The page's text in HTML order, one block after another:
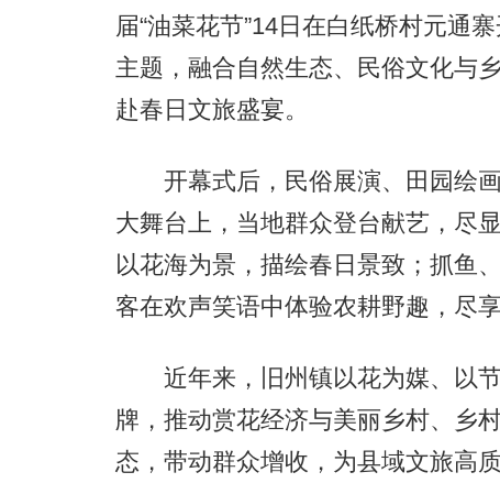
届“油菜花节”14日在白纸桥村元通
主题，融合自然生态、民俗文化与
赴春日文旅盛宴。
开幕式后，民俗展演、田园绘画
大舞台上，当地群众登台献艺，尽
以花海为景，描绘春日景致；抓鱼
客在欢声笑语中体验农耕野趣，尽
近年来，旧州镇以花为媒、以节
牌，推动赏花经济与美丽乡村、乡
态，带动群众增收，为县域文旅高